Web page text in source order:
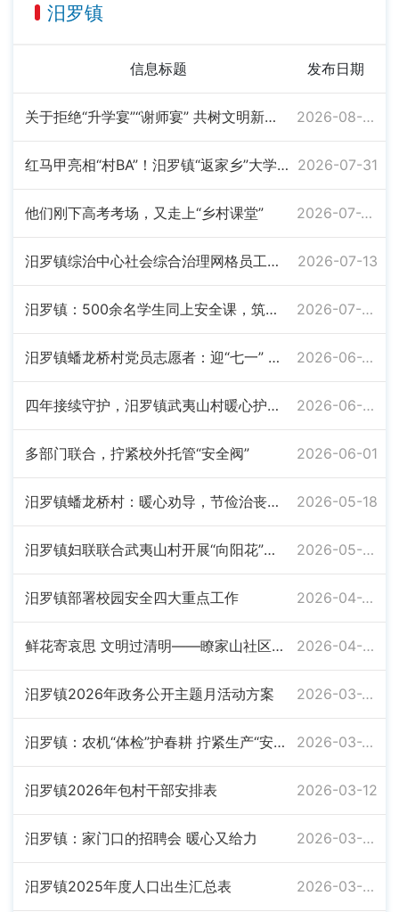
汨罗镇
信息标题 发布日期
关于拒绝“升学宴”“谢师宴” 共树文明新风的倡议书 2026-08-03
红马甲亮相“村BA”！汨罗镇“返家乡”大学生志愿服务队上岗 2026-07-31
他们刚下高考考场，又走上“乡村课堂” 2026-07-20
汨罗镇综治中心社会综合治理网格员工作制度 2026-07-13
汨罗镇：500余名学生同上安全课，筑牢青春“防护墙” 2026-07-06
汨罗镇蟠龙桥村党员志愿者：迎“七一” 美家园 2026-06-22
四年接续守护，汨罗镇武夷山村暖心护航高考 2026-06-08
多部门联合，拧紧校外托管“安全阀” 2026-06-01
汨罗镇蟠龙桥村：暖心劝导，节俭治丧成共识 2026-05-18
汨罗镇妇联联合武夷山村开展“向阳花”育儿讲座 2026-05-06
汨罗镇部署校园安全四大重点工作 2026-04-20
鲜花寄哀思 文明过清明——瞭家山社区清明现场见闻 2026-04-03
汨罗镇2026年政务公开主题月活动方案 2026-03-27
汨罗镇：农机“体检”护春耕 拧紧生产“安全阀” 2026-03-24
汨罗镇2026年包村干部安排表 2026-03-12
汨罗镇：家门口的招聘会 暖心又给力 2026-03-09
汨罗镇2025年度人口出生汇总表 2026-03-05